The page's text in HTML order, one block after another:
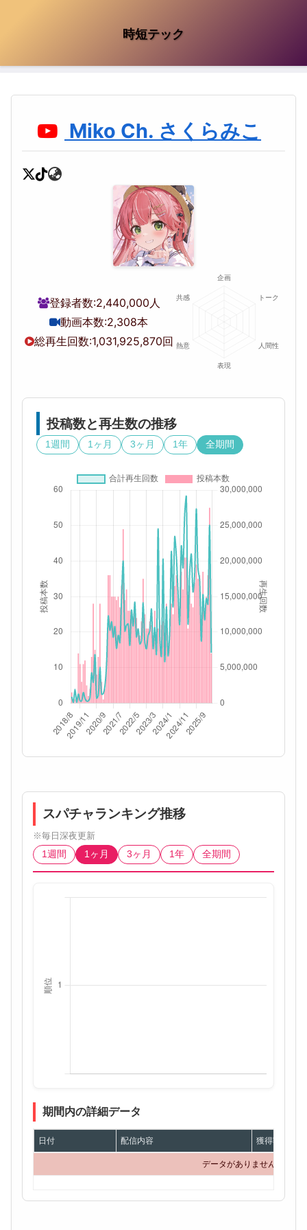
時短テック
Miko Ch. さくらみこ
登録者数:2,440,000人
動画本数:2,308本
総再生回数:1,031,925,870回
投稿数と再生数の推移
1週間 1ヶ月 3ヶ月 1年 全期間
スパチャランキング推移
※毎日深夜更新
1週間
1ヶ月 3ヶ月 1年 全期間
期間内の詳細データ
日付 配信内容 獲得額
データがありません